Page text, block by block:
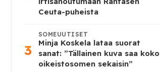
Ceuta-puheista
3
SOMEUUTISET
Minja Koskela lataa suorat
sanat: ”Tällainen kuva saa koko
oikeistosomen sekaisin”